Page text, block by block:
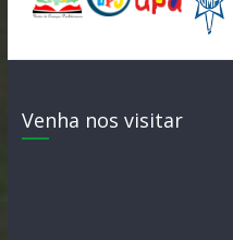
Venha nos visitar